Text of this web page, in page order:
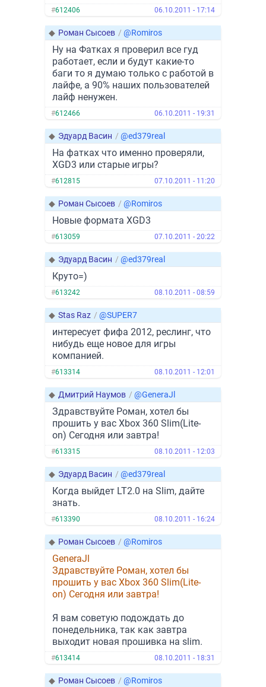
#612406 06.10.2011 - 17:14
◆ Роман Сысоев / @Romiros
Ну на Фатках я проверил все гуд
работает, если и будут какие-то
баги то я думаю только с работой в
лайфе, а 90% наших пользователей
лайф ненужен.
#612466 06.10.2011 - 19:31
◆ Эдуард Васин / @ed379real
На фатках что именно проверяли,
XGD3 или старые игры?
#612815 07.10.2011 - 11:20
◆ Роман Сысоев / @Romiros
Новые формата XGD3
#613059 07.10.2011 - 20:22
◆ Эдуард Васин / @ed379real
Круто=)
#613242 08.10.2011 - 08:59
◆ Stas Raz / @SUPER7
интересует фифа 2012, реслинг, что
нибудь еще новое для игры
компанией.
#613314 08.10.2011 - 12:01
◆ Дмитрий Наумов / @GeneraJl
Здравствуйте Роман, хотел бы
прошить у вас Xbox 360 Slim(Lite-
on) Сегодня или завтра!
#613315 08.10.2011 - 12:03
◆ Эдуард Васин / @ed379real
Когда выйдет LT2.0 на Slim, дайте
знать.
#613390 08.10.2011 - 16:24
◆ Роман Сысоев / @Romiros
GeneraJl
Здравствуйте Роман, хотел бы
прошить у вас Xbox 360 Slim(Lite-
on) Сегодня или завтра!
Я вам советую подождать до
понедельника, так как завтра
выходит новая прошивка на slim.
#613414 08.10.2011 - 18:31
◆ Роман Сысоев / @Romiros